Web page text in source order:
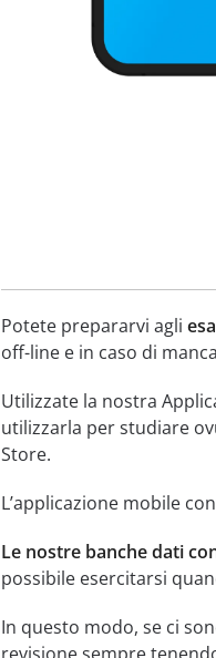
Potete prepararvi agli
off-line e in caso di
Utilizzate la nostra
utilizzarla per studiare
Store.
L’applicazione mobile
Le nostre banche dati
possibile esercitarsi
In questo modo, se ci